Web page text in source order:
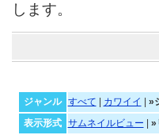
します。
ジャンル すべて カワイイ »
表示形式
サムネイルビュー
»